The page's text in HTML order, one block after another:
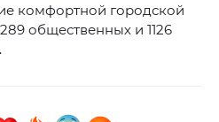
комфортной городской
общественных и 1126